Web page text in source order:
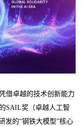
卓越的技术创新能力
SAIL奖（卓越人工智
发的“钢铁大模型”核心